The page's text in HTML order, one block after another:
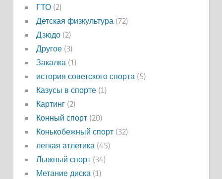
ГТО(2)
Детская физкультура(72)
Дзюдо(2)
Другое(3)
Закалка(1)
история советского спорта(5)
Казусы в спорте(1)
Картинг(2)
Конный спорт(20)
Конькобежный спорт(32)
легкая атлетика(45)
Лыжный спорт(34)
Метание диска(1)